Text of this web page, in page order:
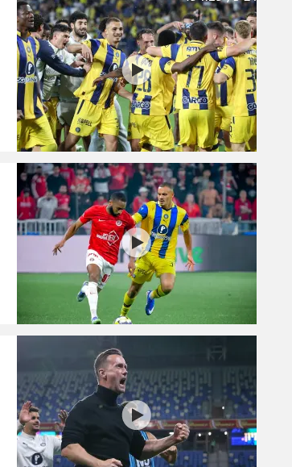
תקנון משתתפים וזוכים בפרסים
תקנון עבור פעילות אלקטרה
תקנון עבור פעילות ספורט 1 – "מרלן"
טניס
גיימינג E-Sports
תנאי שימוש
מדיניות פרטיות
תקנון פעילות ספורט 1
רשיון להקרנה פומבית לבית עסק
הצטרפות לחבילת הערוצים
לוח דרושים – ג'ובנט
תגיות